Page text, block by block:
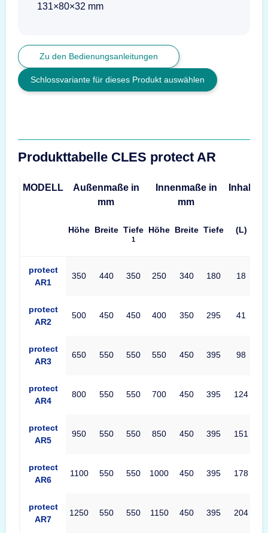
131×80×32 mm
Zu den Bedienungsanleitungen
Schlossvariante für dieses Produkt auswählen
Produkttabelle CLES protect AR
MODELL
Außenmaße in
mm
Innenmaße in
mm
Inhalt
Höhe Breite Tiefe
1
Höhe Breite Tiefe (L)
protect
AR1
350 440 350 250 340 180 18
protect
AR2
500 450 450 400 350 295 41
protect
AR3
650 550 550 550 450 395 98
protect
AR4
800 550 550 700 450 395 124
protect
AR5
950 550 550 850 450 395 151
protect
AR6
1100 550 550 1000 450 395 178
protect
AR7
1250 550 550 1150 450 395 204